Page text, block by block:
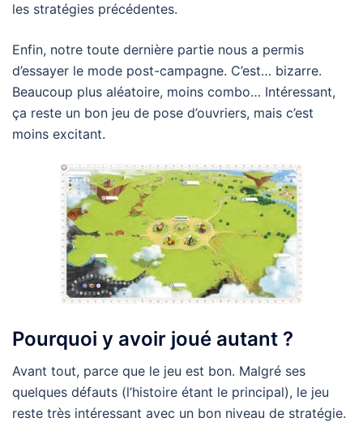
les stratégies précédentes.
Enfin, notre toute dernière partie nous a permis
d’essayer le mode post-campagne. C’est… bizarre.
Beaucoup plus aléatoire, moins combo… Intéressant,
ça reste un bon jeu de pose d’ouvriers, mais c’est
moins excitant.
Pourquoi y avoir joué autant ?
Avant tout, parce que le jeu est bon. Malgré ses
quelques défauts (l’histoire étant le principal), le jeu
reste très intéressant avec un bon niveau de stratégie.